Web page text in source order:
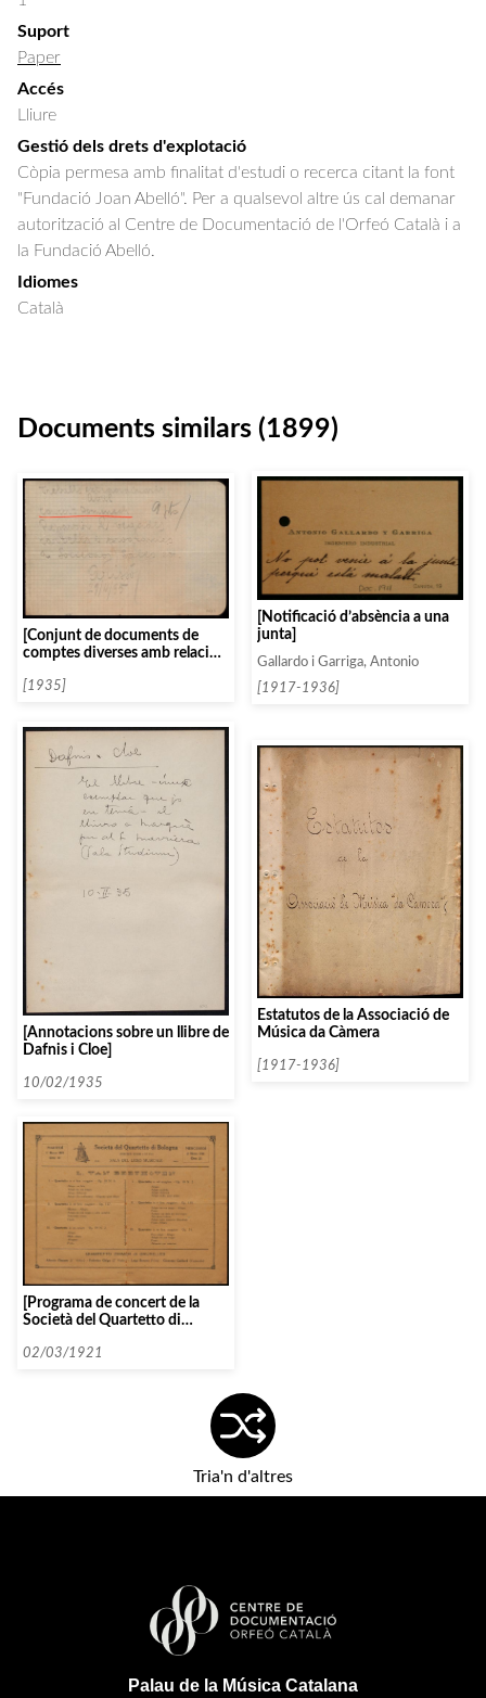
Suport
Paper
Accés
Lliure
Gestió dels drets d'explotació
Còpia permesa amb finalitat d'estudi o recerca citant la font
"Fundació Joan Abelló". Per a qualsevol altre ús cal demanar
autorització al Centre de Documentació de l'Orfeó Català i a
la Fundació Abelló.
Idiomes
Català
Documents similars (1899)
[Conjunt de documents de
comptes diverses amb relació a
[1935]
[Notificació d’absència a una
junta]
Gallardo i Garriga, Antonio
[1917-1936]
[Annotacions sobre un llibre de
Dafnis i Cloe]
10/02/1935
Estatutos de la Associació de
Música da Càmera
[1917-1936]
[Programa de concert de la
Società del Quartetto di
02/03/1921
Tria'n d'altres
Palau de la Música Catalana